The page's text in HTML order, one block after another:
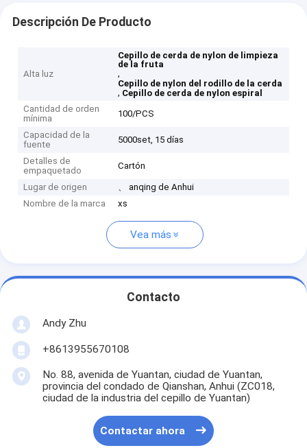
Descripción De Producto
Alta luz
Cepillo de cerda de nylon de limpieza
de la fruta
,
Cepillo de nylon del rodillo de la cerda
, Cepillo de cerda de nylon espiral
Cantidad de orden
mínima
100/PCS
Capacidad de la
fuente
5000set, 15 días
Detalles de
empaquetado
Cartón
Lugar de origen
、 anqing de Anhui
Nombre de la marca
xs
Vea más
Contacto
Andy Zhu
+8613955670108
No. 88, avenida de Yuantan, ciudad de Yuantan,
provincia del condado de Qianshan, Anhui (ZC018,
ciudad de la industria del cepillo de Yuantan)
Contactar ahora